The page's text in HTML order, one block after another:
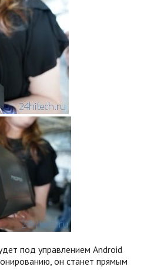
под управлением Android
он станет прямым